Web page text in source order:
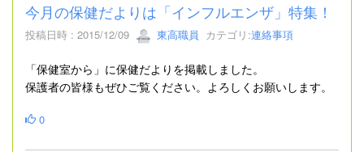
今月の保健だよりは「インフルエンザ」特集！
投稿日時 : 2015/12/09 東高職員 カテゴリ:連絡事項
「保健室から 」に保健だよりを掲載しました。
保護者の皆様もぜひご覧ください。よろしくお願いします。
0